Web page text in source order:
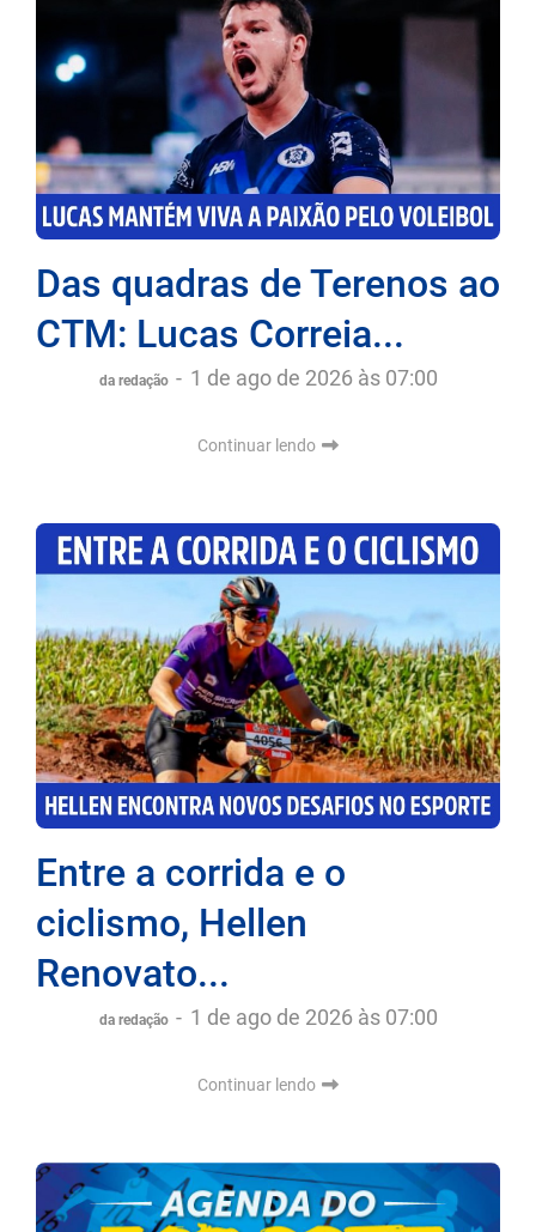
Das quadras de Terenos ao
CTM: Lucas Correia...
da redação - 1 de ago de 2026 às 07:00
Continuar lendo
Entre a corrida e o
ciclismo, Hellen
Renovato...
da redação - 1 de ago de 2026 às 07:00
Continuar lendo